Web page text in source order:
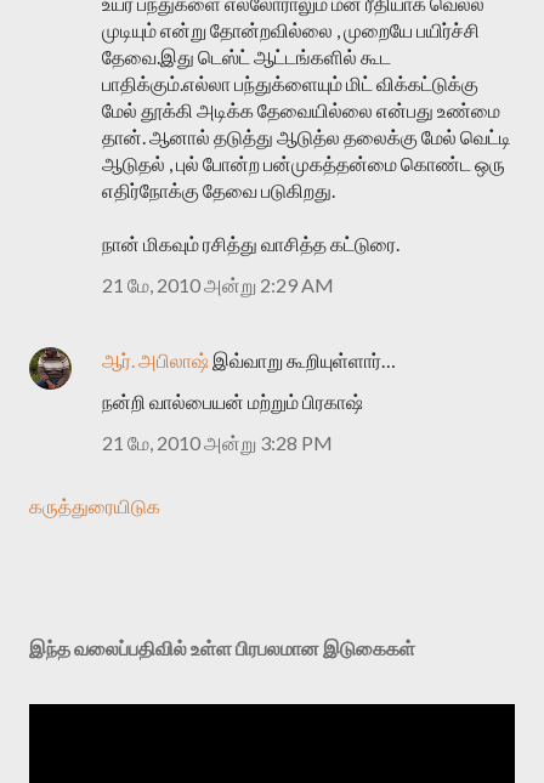
முடியும் என்று தோன்றவில்லை , முறையே பயிர்ச்சி
தேவை.இது டெஸ்ட் ஆட்டங்களில் கூட
பாதிக்கும்.எல்லா பந்துக்ளையும் மிட் விக்கட்டுக்கு
மேல் தூக்கி அடிக்க தேவையில்லை என்பது உண்மை
தான். ஆனால் தடுத்து ஆடுத்ல தலைக்கு மேல் வெட்டி
ஆடுதல் , புல் போன்ற பன்முகத்தன்மை கொண்ட ஒரு
எதிர்நோக்கு தேவை படுகிறது.
நான் மிகவும் ரசித்து வாசித்த கட்டுரை.
21 மே, 2010 அன்று 2:29 AM
ஆர். அபிலாஷ் இவ்வாறு கூறியுள்ளார்…
நன்றி வால்பையன் மற்றும் பிரகாஷ்
21 மே, 2010 அன்று 3:28 PM
கருத்துரையிடுக
இந்த வலைப்பதிவில் உள்ள பிரபலமான இடுகைகள்